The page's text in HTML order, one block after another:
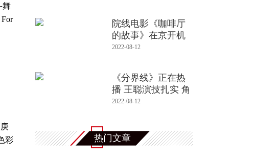
舞
彩
院线电影《咖啡厅
的故事》在京开机
2022-08-12
《分界线》正在热
播 王聪演技扎实 角
色把握
2022-08-12
热门文章